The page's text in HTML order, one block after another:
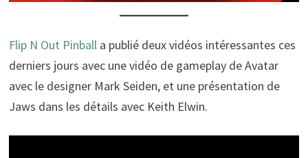
Flip N Out Pinball a publié deux vidéos intéressantes ces
derniers jours avec une vidéo de gameplay de Avatar
avec le designer Mark Seiden, et une présentation de
Jaws dans les détails avec Keith Elwin.